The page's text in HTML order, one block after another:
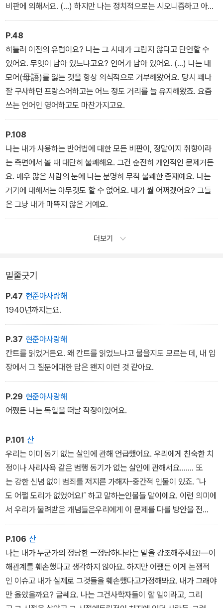
비판에 의해서요. (…) 하지만 나는 정치적으로는 시오니즘하고 아무
런 관련이 없었어요.
P.48
히틀러 이전의 유럽이요? 나는 그 시대가 그립지 않다고 단언할 수
있어요. 무엇이 남아 있느냐고요? 언어가 남아 있어요. (…) 나는 내
모어(母語)를 잃는 것을 항상 의식적으로 거부해왔어요. 당시 꽤나
잘 구사하던 프랑스어하고는 어느 정도 거리를 늘 유지해왔죠. 요즘
쓰는 언어인 영어하고도 마찬가지고요.
P.108
나는 내가 사용하는 반어법에 대한 모든 비판이, 정말이지 취향이라
는 측면에서 볼 때 대단히 불쾌해요. 그건 순전히 개인적인 문제거든
요. 매우 많은 사람의 눈에 나는 분명히 무척 불쾌한 존재예요. 나는
거기에 대해서는 아무것도 할 수 없어요. 내가 뭘 어쩌겠어요? 그들
은 그냥 내가 마뜩지 않은 거예요.
더보기
밑줄긋기
P.47 현준아사랑해
1940년까지는요.
P.37 현준아사랑해
칸트를 읽었거든요. 왜 칸트를 읽었느냐고 물을지도 모르는 데, 내 입
장에서 그 질문에대한 답은 왠지 이런 것 같아요.
P.29 현준아사랑해
어쨌든 나는 독일을 떠날 작정이었어요.
P.101 산
우리는 이미 동기 없는 살인에 관해 언급했어요. 우리에게 친숙한 치
정이나 사리사욕 같은 범행 동기가 없는 살인에 관해서요……. 또
는 강한 신념 없이 범죄를 저지른 가해자-중간적 인물이 있죠. ˝나
도 어쩔 도리가 없었어요!˝ 하고 말하는인물들 말이에요. 이런 의미에
서 우리가 물려받은 개념들은우리에게 이 문제를 다룰 방안을 전
혀 주지 않아요. 책상에앉아서 또는 대중 속에서 저지르는 이런 살인
에 관해 말하라면.…… 그건 물론 일반적인 살인자와는 비교
가 안 될 만큼 무시무시한 인간형이에요. 자신에게 당하는 피해자하
고는 아무런 관계도 없는 사람이잖아요. 정말로 파리 잡듯 사람들
을 죽이는 거죠.
P.106 산
나는 내가 누군가의 정당한 ㅡ정당하다라는 말을 강조해주세요!―이
해관계를 훼손했다고 생각하지 않아요. 하지만 어쨌든 이게 논쟁적
인 이슈고 내가 실제로 그것들을 훼손했다고가정해봐요. 내가 그래야
만 옳았을까요? 글쎄요. 나는 그건사학자들이 할 일이라고, 그리